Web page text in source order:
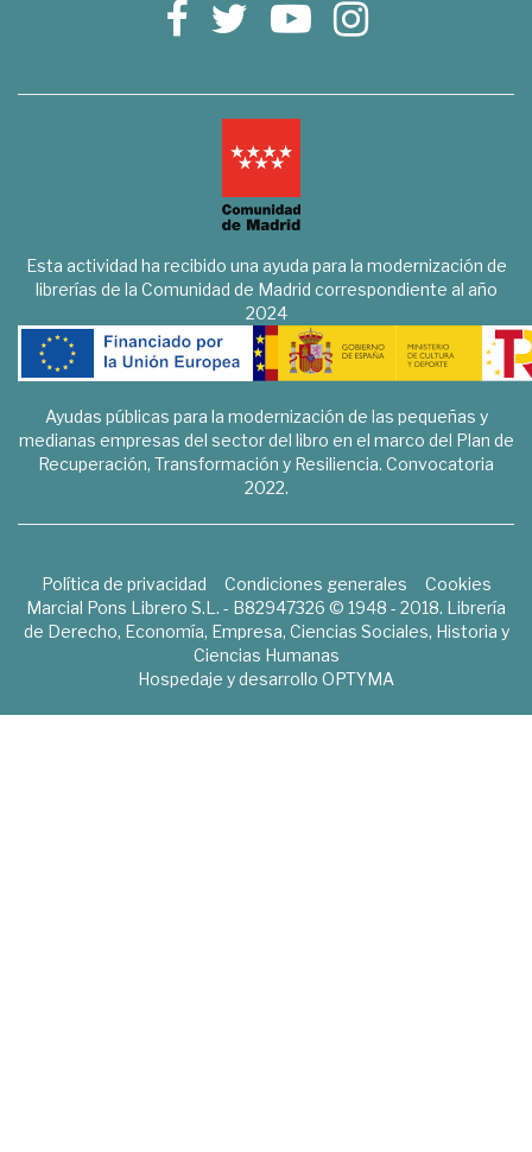
Esta actividad ha recibido una ayuda para la modernización de
librerías de la Comunidad de Madrid correspondiente al año
2024
Ayudas públicas para la modernización de las pequeñas y
medianas empresas del sector del libro en el marco del Plan de
Recuperación, Transformación y Resiliencia. Convocatoria
2022.
Política de privacidad Condiciones generales
Cookies
Marcial Pons Librero S.L. - B82947326 © 1948 - 2018. Librería
de Derecho, Economía, Empresa, Ciencias Sociales, Historia y
Ciencias Humanas
Hospedaje y desarrollo OPTYMA